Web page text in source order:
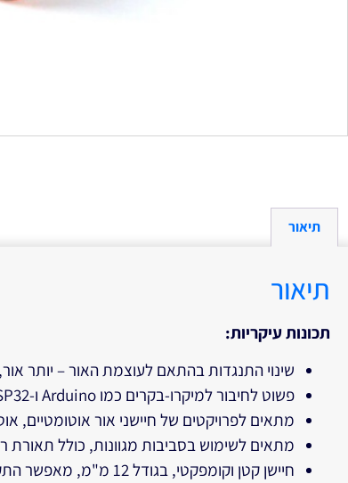
תיאור
תיאור
תכונות עיקריות:
שינוי התנגדות בהתאם לעוצמת האור – יותר
פשוט לחיבור למיקרו-בקרים כמו Arduino ו-ESP32.
מתאים לפרויקטים של חיישני אור אוטומטיים,
מתאים לשימוש בסביבות מגוונות, כולל תאורת
חיישן קטן וקומפקטי, בגודל 12 מ"מ, מאפשר התקנה נוחה במגוון פרויקטים.